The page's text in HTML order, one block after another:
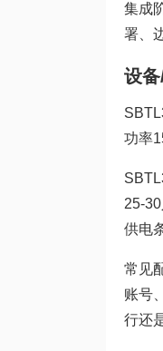
集成
署、
设
功率
25-
供电
常见
账号
行还